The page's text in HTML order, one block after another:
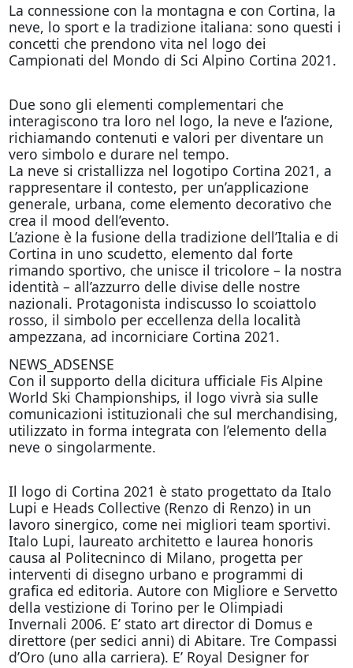
La connessione con la montagna e con Cortina, la
neve, lo sport e la tradizione italiana: sono questi i
concetti che prendono vita nel logo dei
Campionati del Mondo di Sci Alpino Cortina 2021.
Due sono gli elementi complementari che
interagiscono tra loro nel logo, la neve e l’azione,
richiamando contenuti e valori per diventare un
vero simbolo e durare nel tempo.
La neve si cristallizza nel logotipo Cortina 2021, a
rappresentare il contesto, per un’applicazione
generale, urbana, come elemento decorativo che
crea il mood dell’evento.
L’azione è la fusione della tradizione dell’Italia e di
Cortina in uno scudetto, elemento dal forte
rimando sportivo, che unisce il tricolore – la nostra
identità – all’azzurro delle divise delle nostre
nazionali. Protagonista indiscusso lo scoiattolo
rosso, il simbolo per eccellenza della località
ampezzana, ad incorniciare Cortina 2021.
NEWS_ADSENSE
Con il supporto della dicitura ufficiale Fis Alpine
World Ski Championships, il logo vivrà sia sulle
comunicazioni istituzionali che sul merchandising,
utilizzato in forma integrata con l’elemento della
neve o singolarmente.
Il logo di Cortina 2021 è stato progettato da Italo
Lupi e Heads Collective (Renzo di Renzo) in un
lavoro sinergico, come nei migliori team sportivi.
Italo Lupi, laureato architetto e laurea honoris
causa al Politecninco di Milano, progetta per
interventi di disegno urbano e programmi di
grafica ed editoria. Autore con Migliore e Servetto
della vestizione di Torino per le Olimpiadi
Invernali 2006. E’ stato art director di Domus e
direttore (per sedici anni) di Abitare. Tre Compassi
d’Oro (uno alla carriera). E’ Royal Designer for